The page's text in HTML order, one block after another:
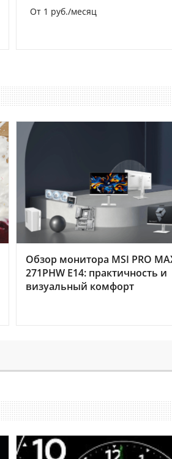
От 1 руб./месяц
Обзор монитора MSI PRO
271PHW E14: практичность и
визуальный комфорт